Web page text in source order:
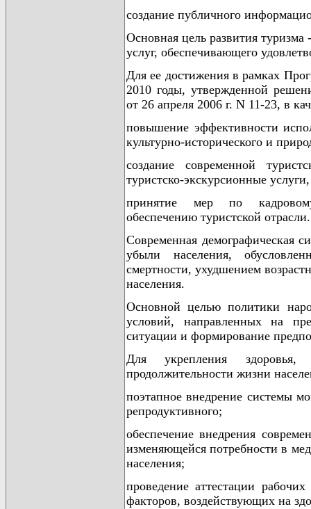
создание публичного
Основная цель развития туризма
услуг, обеспечивающего
Для ее достижения в рамках
2010 годы, утвержденной
от 26 апреля 2006 г. N 11-23, в
повышение эффективности
культурно-исторического и
создание современной
туристско-экскурсионные
принятие мер по кадровому,
обеспечению туристской отрасли.
Современная демографическая
убыли населения,
смертности, ухудшением
населения.
Основной целью политики
условий, направленных на
ситуации и формирование
Для укрепления
продолжительности жизни
поэтапное внедрение системы
репродуктивного;
обеспечение внедрения
изменяющейся потребности в
населения;
проведение аттестации
факторов, воздействующих на